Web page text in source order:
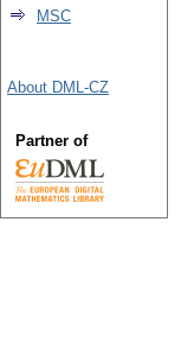
MSC
About DML-CZ
Partner of